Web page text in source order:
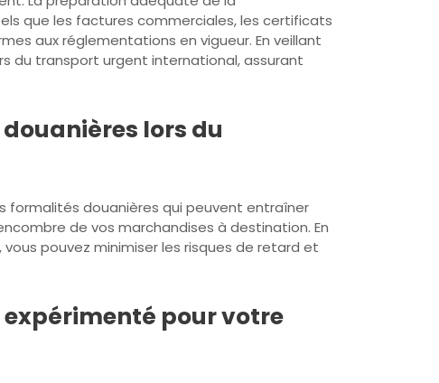
que les factures commerciales, les certificats
aux réglementations en vigueur. En veillant
du transport urgent international, assurant
lors du
formalités douanières qui peuvent entraîner
de vos marchandises à destination. En
pouvez minimiser les risques de retard et
pour votre